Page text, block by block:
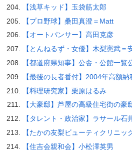
【浅草キッド】玉袋筋太郎
【プロ野球】桑田真澄＝Matt
【オートパンサー】高田克彦
【とんねるず・女優】木梨憲武＝
【都道府県知事】公舎・公館一覧
【最後の長者番付】2004年高額
【料理研究家】栗原はるみ
【大豪邸】芦屋の高級住宅街の豪
【タレント・政治家】ラサール石
【たかの友梨ビューティクリニッ
【住吉会親和会】小松澤英男